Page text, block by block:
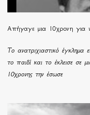
Απήγαγε μια 10χρονη για
Το ανατριχιαστικό
το παιδί και το έκλεισε σε
10χρονης την έσωσε